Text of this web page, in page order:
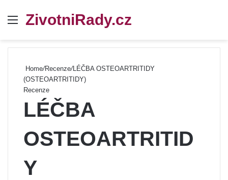
Menu
ZivotniRady.cz
Home/Recenze/LÉČBA OSTEOARTRITIDY
(OSTEOARTRITIDY)
Recenze
LÉČBA
OSTEOARTRITID
Y